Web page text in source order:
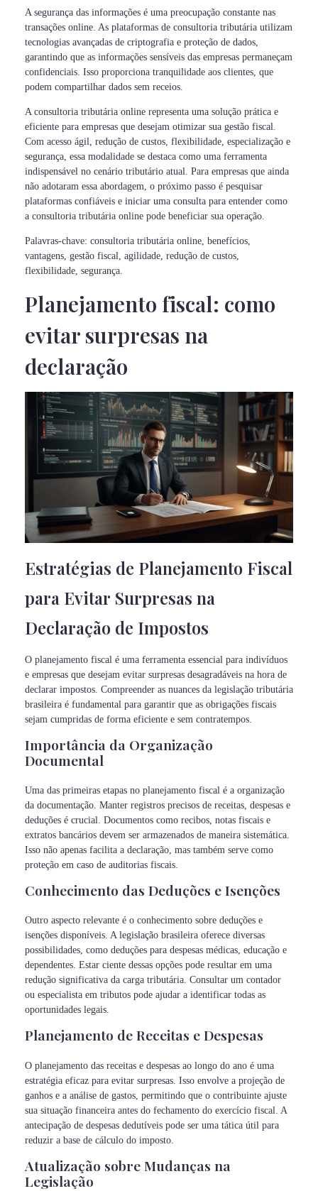
A segurança das informações é uma preocupação constante nas
transações online. As plataformas de consultoria tributária utilizam
tecnologias avançadas de criptografia e proteção de dados,
garantindo que as informações sensíveis das empresas permaneçam
confidenciais. Isso proporciona tranquilidade aos clientes, que
podem compartilhar dados sem receios.
A consultoria tributária online representa uma solução prática e
eficiente para empresas que desejam otimizar sua gestão fiscal.
Com acesso ágil, redução de custos, flexibilidade, especialização e
segurança, essa modalidade se destaca como uma ferramenta
indispensável no cenário tributário atual. Para empresas que ainda
não adotaram essa abordagem, o próximo passo é pesquisar
plataformas confiáveis e iniciar uma consulta para entender como
a consultoria tributária online pode beneficiar sua operação.
Palavras-chave: consultoria tributária online, benefícios,
vantagens, gestão fiscal, agilidade, redução de custos,
flexibilidade, segurança.
Planejamento fiscal: como
evitar surpresas na
declaração
Estratégias de Planejamento Fiscal
para Evitar Surpresas na
Declaração de Impostos
O planejamento fiscal é uma ferramenta essencial para indivíduos
e empresas que desejam evitar surpresas desagradáveis na hora de
declarar impostos. Compreender as nuances da legislação tributária
brasileira é fundamental para garantir que as obrigações fiscais
sejam cumpridas de forma eficiente e sem contratempos.
Importância da Organização
Documental
Uma das primeiras etapas no planejamento fiscal é a organização
da documentação. Manter registros precisos de receitas, despesas e
deduções é crucial. Documentos como recibos, notas fiscais e
extratos bancários devem ser armazenados de maneira sistemática.
Isso não apenas facilita a declaração, mas também serve como
proteção em caso de auditorias fiscais.
Conhecimento das Deduções e Isenções
Outro aspecto relevante é o conhecimento sobre deduções e
isenções disponíveis. A legislação brasileira oferece diversas
possibilidades, como deduções para despesas médicas, educação e
dependentes. Estar ciente dessas opções pode resultar em uma
redução significativa da carga tributária. Consultar um contador
ou especialista em tributos pode ajudar a identificar todas as
oportunidades legais.
Planejamento de Receitas e Despesas
O planejamento das receitas e despesas ao longo do ano é uma
estratégia eficaz para evitar surpresas. Isso envolve a projeção de
ganhos e a análise de gastos, permitindo que o contribuinte ajuste
sua situação financeira antes do fechamento do exercício fiscal. A
antecipação de despesas dedutíveis pode ser uma tática útil para
reduzir a base de cálculo do imposto.
Atualização sobre Mudanças na
Legislação